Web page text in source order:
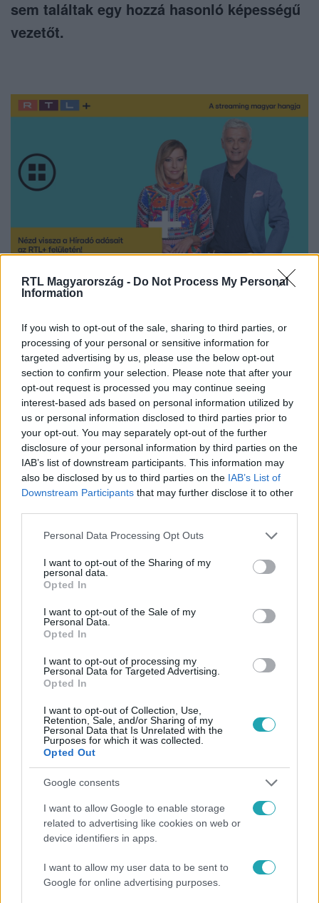
RTL Magyarország - Do Not Process My Personal
Information
If you wish to opt-out of the sale, sharing to third parties, or
processing of your personal or sensitive information for
targeted advertising by us, please use the below opt-out
section to confirm your selection. Please note that after your
opt-out request is processed you may continue seeing
interest-based ads based on personal information utilized by
us or personal information disclosed to third parties prior to
your opt-out. You may separately opt-out of the further
disclosure of your personal information by third parties on the
IAB’s list of downstream participants. This information may
also be disclosed by us to third parties on the IAB’s List of
Downstream Participants that may further disclose it to other
Please note that this website/app uses one or more Google
not limited to your visit or usage behaviour. You may click to
grant or deny consent to Google and its third-party tags to
use your data for below specified purposes in below Google
consent section.
Personal Data Processing Opt Outs
I want to opt-out of the Sharing of my
personal data.
Opted In
I want to opt-out of the Sale of my
Personal Data.
Opted In
I want to opt-out of processing my
Personal Data for Targeted Advertising.
Opted In
I want to opt-out of Collection, Use,
Retention, Sale, and/or Sharing of my
Personal Data that Is Unrelated with the
Purposes for which it was collected.
Opted Out
Google consents
I want to allow Google to enable storage
related to advertising like cookies on web or
device identifiers in apps.
I want to allow my user data to be sent to
Google for online advertising purposes.
sem találtak egy hozzá hasonló képességű
vezetőt.
Nézd vissza a Híradó adásait az RTL+ felületén!
Itt állítsd be, hogy az RTL.hu az elsők között
legyen a Google-találatokban!
Kövess minket, és értesülj a friss hírekről a
Facebookon is!
MSZP #PÁRT #SZÉKHÁZ #VILLÁNYI ÚT
GYURCSÁNY FERENC
Népszerű